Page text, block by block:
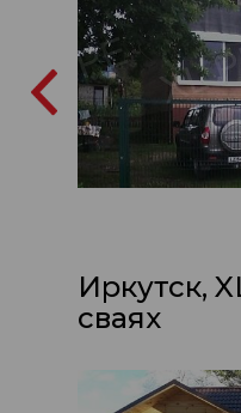
Иркутск,
сваях